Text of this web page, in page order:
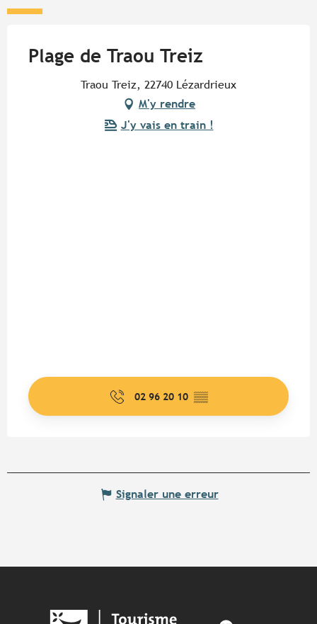
Plage de Traou Treiz
Traou Treiz, 22740 Lézardrieux
M'y rendre
J'y vais en train !
02 96 20 10 ▒▒
Signaler une erreur